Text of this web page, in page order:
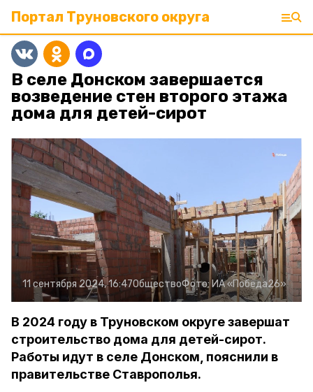
Портал Труновского округа
В селе Донском завершается
возведение стен второго этажа
дома для детей-сирот
11 сентября 2024, 16:47ОбществоФото:ИА «Победа26»
В 2024 году в Труновском округе завершат
строительство дома для детей-сирот.
Работы идут в селе Донском, пояснили в
правительстве Ставрополья.